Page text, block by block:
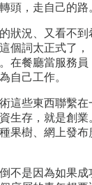
頭，走自己的路
狀況、又看不
個詞太正式了
在餐廳當服務
自己工作。
這些東西聯繫在
生存，就是創業
果樹、網上發
不是因為如果成